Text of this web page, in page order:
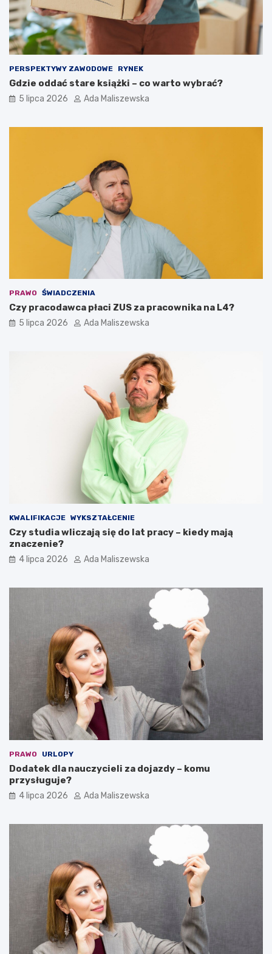
PERSPEKTYWY ZAWODOWE RYNEK
Gdzie oddać stare książki – co warto wybrać?
5 lipca 2026 Ada Maliszewska
PRAWO ŚWIADCZENIA
Czy pracodawca płaci ZUS za pracownika na L4?
5 lipca 2026 Ada Maliszewska
KWALIFIKACJE WYKSZTAŁCENIE
Czy studia wliczają się do lat pracy – kiedy mają
znaczenie?
4 lipca 2026 Ada Maliszewska
PRAWO URLOPY
Dodatek dla nauczycieli za dojazdy – komu
przysługuje?
4 lipca 2026 Ada Maliszewska